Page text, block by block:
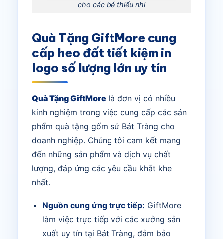
cho các bé thiếu nhi
Quà Tặng GiftMore cung
cấp heo đất tiết kiệm in
logo số lượng lớn uy tín
Quà Tặng GiftMore là đơn vị có nhiều
kinh nghiệm trong việc cung cấp các sản
phẩm quà tặng gốm sứ Bát Tràng cho
doanh nghiệp. Chúng tôi cam kết mang
đến những sản phẩm và dịch vụ chất
lượng, đáp ứng các yêu cầu khắt khe
nhất.
Nguồn cung ứng trực tiếp: GiftMore
làm việc trực tiếp với các xưởng sản
xuất uy tín tại Bát Tràng, đảm bảo